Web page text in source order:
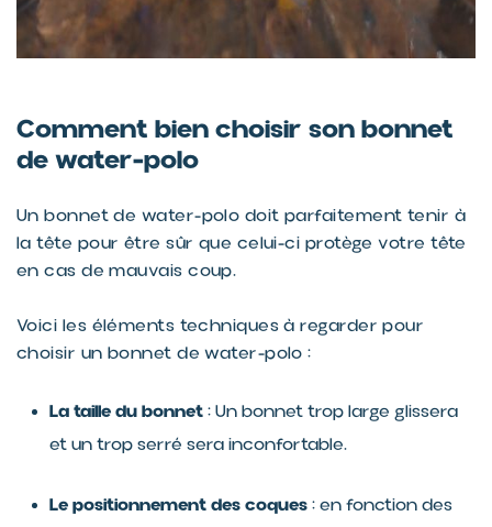
Comment bien choisir son bonnet
de water-polo
Un bonnet de water-polo doit parfaitement tenir à
la tête pour être sûr que celui-ci protège votre tête
en cas de mauvais coup.
Voici les éléments techniques à regarder pour
choisir un bonnet de water-polo :
La taille du bonnet : Un bonnet trop large glissera
et un trop serré sera inconfortable.
Le positionnement des coques : en fonction des